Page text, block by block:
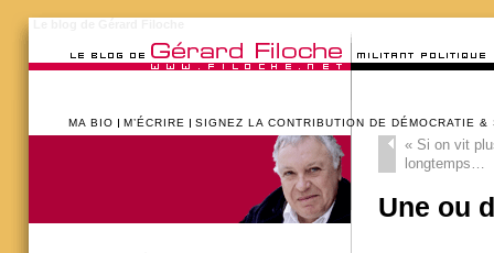
MA BIO M’ÉCRIRE SIGNEZ LA CONTRIBUTION DE DÉMOCRATIE &
«Si on vit
longtemps…
Une ou